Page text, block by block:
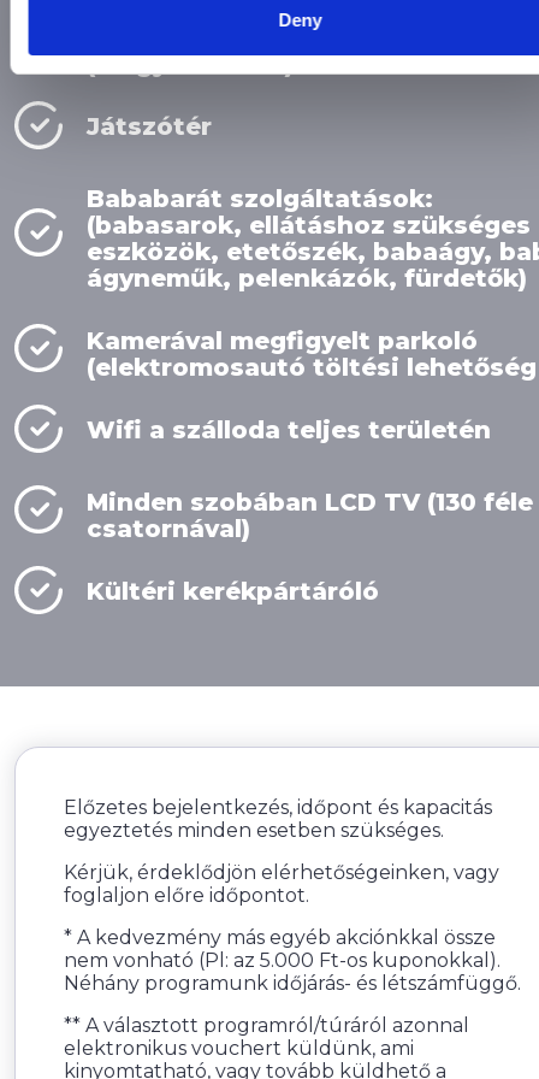
Deny
Tollaslabda, foci, kosárlabda
(Völgyhotelben)
Játszótér
Bababarát szolgáltatások:
(babasarok, ellátáshoz szükséges
eszközök, etetőszék, babaágy,
ágyneműk, pelenkázók, fürdetők)
Kamerával megfigyelt parkoló
(elektromosautó töltési lehetőség
Wifi a szálloda teljes területén
Minden szobában LCD TV (130 féle
csatornával)
Kültéri kerékpártáróló
Előzetes bejelentkezés, időpont és kapacitás
egyeztetés minden esetben szükséges.
Kérjük, érdeklődjön elérhetőségeinken, vagy
foglaljon előre időpontot.
* A kedvezmény más egyéb akciónkkal össze
nem vonható (Pl: az 5.000 Ft-os kuponokkal).
Néhány programunk időjárás- és létszámfüggő.
** A választott programról/túráról azonnal
elektronikus vouchert küldünk, ami
kinyomtatható, vagy tovább küldhető a